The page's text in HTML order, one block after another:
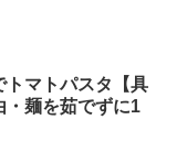
トマトパスタ【具
・麺を茹でずに1